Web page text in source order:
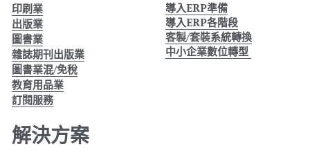
印刷業
出版業
圖書業
雜誌期刊出版業
圖書業混/免稅
教育用品業
訂閱服務
導入ERP準備
導入ERP各階段
客製/套裝系統轉換
中小企業數位轉型
解決方案